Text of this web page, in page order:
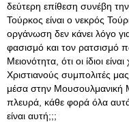
δεύτερη επίθεση συνέβη
Τούρκος είναι ο νεκρός
οργάνωση δεν κάνει λόγο
φασισμό και τον ρατσισμό
Μειονότητα, ότι οι ίδιοι
Χριστιανούς συμπολιτές
μέσα στην Μουσουλμανική
πλευρά, κάθε φορά όλα
είναι αυτή;;;